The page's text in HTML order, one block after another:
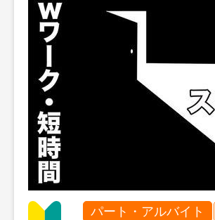
パート・アルバイト